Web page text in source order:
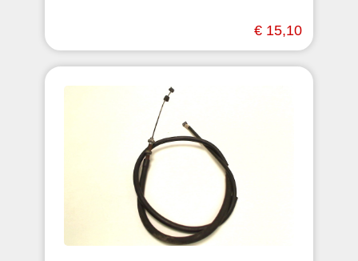
€ 15,10